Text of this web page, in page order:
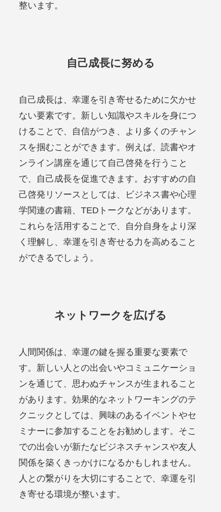
整います。
自己成長に努める
自己成長は、幸運を引き寄せるために欠かせ
ない要素です。新しい知識やスキルを身につ
けることで、自信がつき、より多くのチャン
スを掴むことができます。例えば、読書やオ
ンライン講座を通じて自己啓発を行うこと
で、自己成長を促進できます。おすすめの自
己啓発リソースとしては、ビジネス書や心理
学関連の書籍、TEDトークなどがあります。
これらを活用することで、自分自身をより深
く理解し、幸運を引き寄せる力を高めること
ができるでしょう。
ネットワークを広げる
人間関係は、幸運の鍵を握る重要な要素で
す。新しい人との出会いやコミュニケーショ
ンを通じて、思わぬチャンスが生まれること
があります。効果的なネットワーキングのテ
クニックとしては、興味のあるイベントやセ
ミナーに参加することをお勧めします。そこ
での出会いが新たなビジネスチャンスや友人
関係を築くきっかけになるかもしれません。
人との繋がりを大切にすることで、幸運を引
き寄せる環境が整います。